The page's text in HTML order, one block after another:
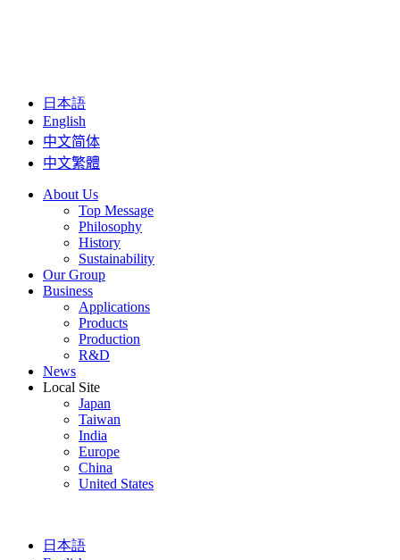
日本語
English
中文简体
中文繁體
About Us
Top Message
Philosophy
History
Sustainability
Our Group
Business
Applications
Products
Production
R&D
News
Local Site
Japan
Taiwan
India
Europe
China
United States
日本語